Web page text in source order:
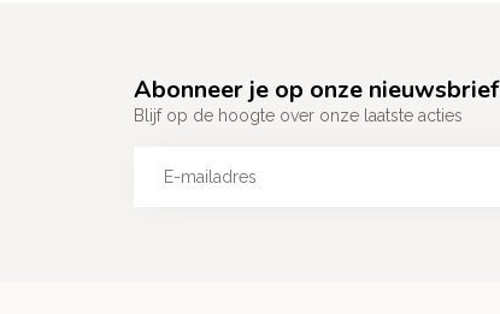
Abonneer je op onze nieuwsbrief
Blijf op de hoogte over onze laatste acties